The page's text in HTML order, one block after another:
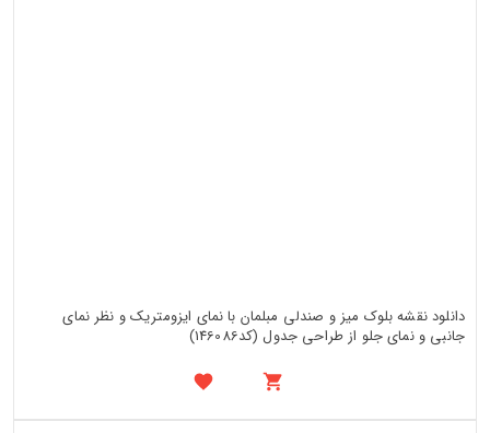
دانلود نقشه بلوک میز و صندلی مبلمان با نمای ایزومتریک و نظر نمای
جانبی و نمای جلو از طراحی جدول (کد146086)